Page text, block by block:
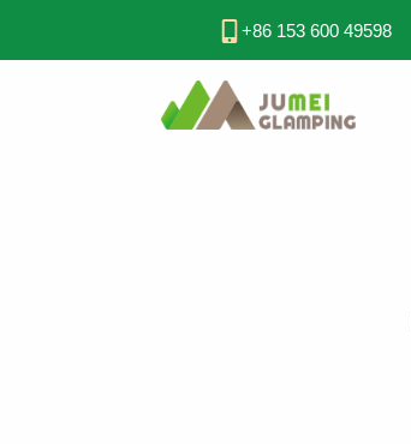
+86 153 600 49598